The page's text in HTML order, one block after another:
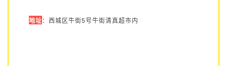
地址：西城区牛街5号牛街清真超市内